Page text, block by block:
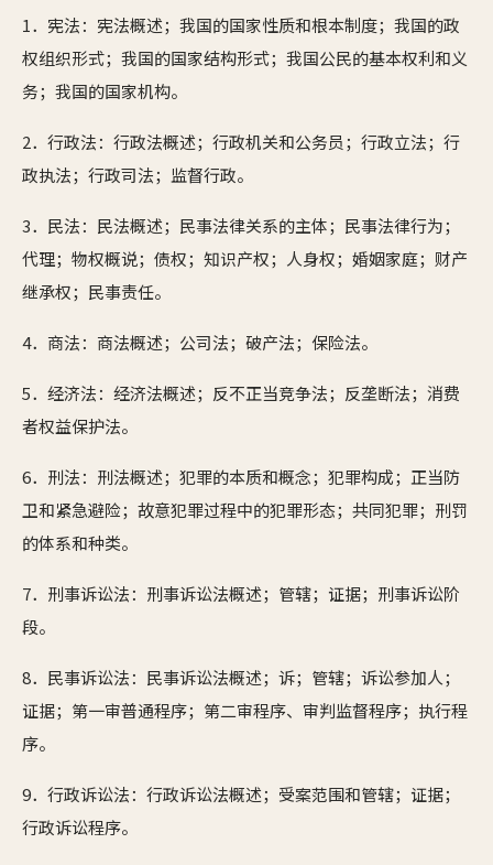
1．宪法：宪法概述；我国的国家性质和根本制度；我国的政
权组织形式；我国的国家结构形式；我国公民的基本权利和义
务；我国的国家机构。
2．行政法：行政法概述；行政机关和公务员；行政立法；行
政执法；行政司法；监督行政。
3．民法：民法概述；民事法律关系的主体；民事法律行为；
代理；物权概说；债权；知识产权；人身权；婚姻家庭；财产
继承权；民事责任。
4．商法：商法概述；公司法；破产法；保险法。
5．经济法：经济法概述；反不正当竞争法；反垄断法；消费
者权益保护法。
6．刑法：刑法概述；犯罪的本质和概念；犯罪构成；正当防
卫和紧急避险；故意犯罪过程中的犯罪形态；共同犯罪；刑罚
的体系和种类。
7．刑事诉讼法：刑事诉讼法概述；管辖；证据；刑事诉讼阶
段。
8．民事诉讼法：民事诉讼法概述；诉；管辖；诉讼参加人；
证据；第一审普通程序；第二审程序、审判监督程序；执行程
序。
9．行政诉讼法：行政诉讼法概述；受案范围和管辖；证据；
行政诉讼程序。